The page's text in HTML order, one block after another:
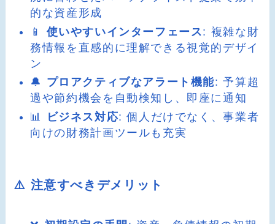
的な資産形成
📱 使いやすいインターフェース: 複雑な財
務情報を直感的に理解できる視覚的デザイ
ン
🔔 プロアクティブなアラート機能: 予算超
過や節約機会を自動検知し、即座に通知
📊
ビジネス対応: 個人だけでなく、事業者
向けの財務計画ツールも充実
⚠️ 注意すべきデメリット